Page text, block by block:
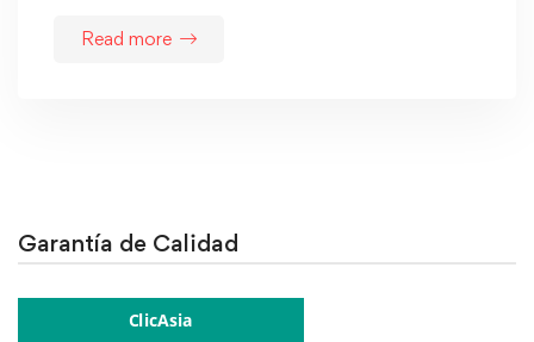
Read more
Garantía de Calidad